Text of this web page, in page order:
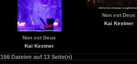
Non est Deus
Kai Kestner
Non est Deus
Kai Kestner
156 Dateien auf 13 Seite(n)